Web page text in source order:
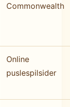
Commonwealth
Online
puslespilsider